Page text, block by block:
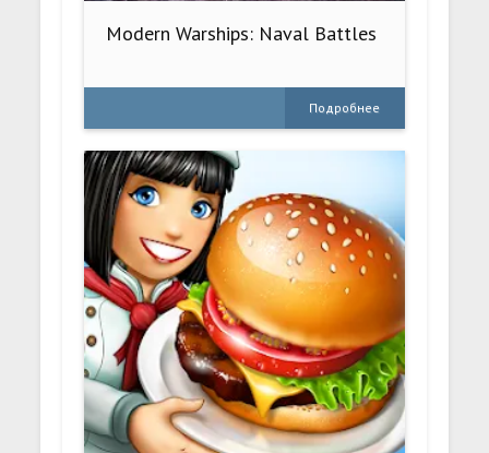
Modern Warships: Naval Battles
Подробнее